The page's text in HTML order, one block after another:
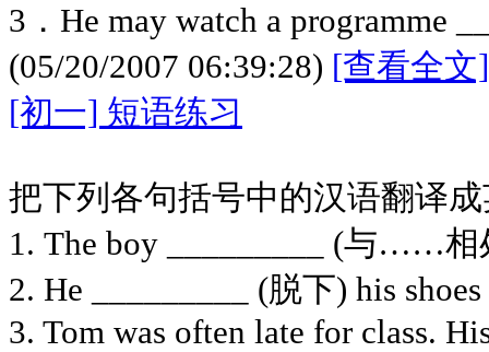
3．He may watch a programme
(05/20/2007 06:39:28) [查看全文]
[初一] 短语练习
把下列各句括号中的汉语翻译
1. The boy _________ (与……相
2. He _________ (脱下) his
3. Tom was often late for class.